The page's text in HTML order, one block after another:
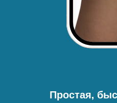
Простая,